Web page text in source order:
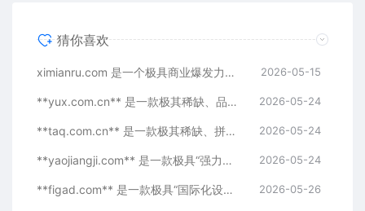
猜你喜欢
ximianru.com 是一个极具商业爆发力的行业通用词（Gen... 2026-05-15
**yux.com.cn** 是一款极其稀缺、品写具备强烈现代几... 2026-05-24
**taq.com.cn** 是一款极其稀缺、拼写极简且具备强烈... 2026-05-24
**yaojiangji.com** 是一款极具“强力功能指向”与“行业... 2026-05-24
**figad.com** 是一款极具“国际化设计感与广告科技前... 2026-05-26